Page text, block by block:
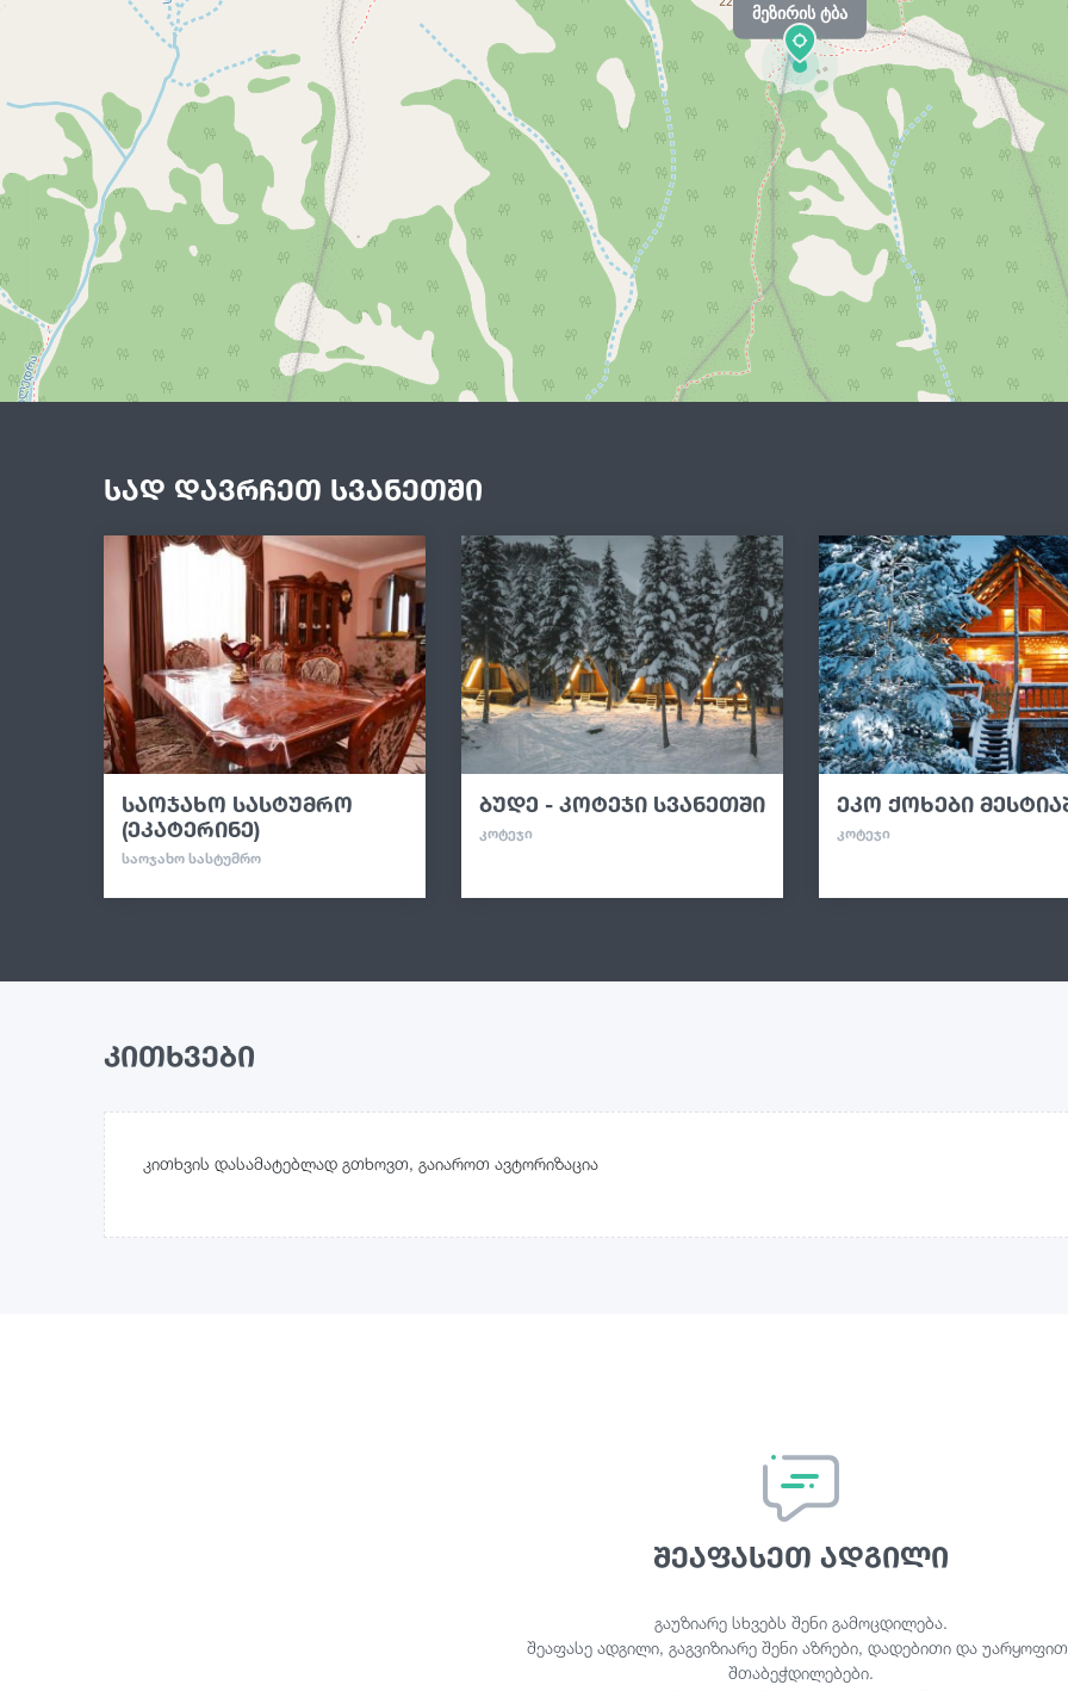
მეზირის ტბა
სად დავრჩეთ სვანეთში
საოჯახო სასტუმრო
(ეკატერინე)
ᲡᲐᲝᲯᲐᲮᲝ ᲡᲐᲡᲢᲣᲛᲠᲝ
ბუდე - კოტეჯი სვანეთში
ᲙᲝᲢᲔᲯᲘ
ეკო ქოხები
ᲙᲝᲢᲔᲯᲘ
კითხვები
კითხვის დასამატებლად გთხოვთ, გაიაროთ ავტორიზაცია
შეაფასეთ ადგილი
გაუზიარე სხვებს შენი გამოცდილება.
შეაფასე ადგილი, გაგვიზიარე შენი აზრები, დადებითი და
შთაბეჭდილებები.